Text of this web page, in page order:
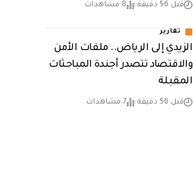
قبل 56 دقيقة 8 مشاهدات
تقارير
الزيدي إلى الرياض.. ملفات الأمن
والاقتصاد تتصدر أجندة المباحثات
المقبلة
قبل 56 دقيقة 7 مشاهدات